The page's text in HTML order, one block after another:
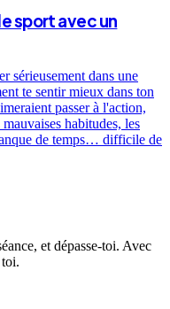
sport avec un
sérieusement dans une
te sentir mieux dans ton
passer à l'action,
habitudes, les
de temps… difficile de
et dépasse-toi. Avec